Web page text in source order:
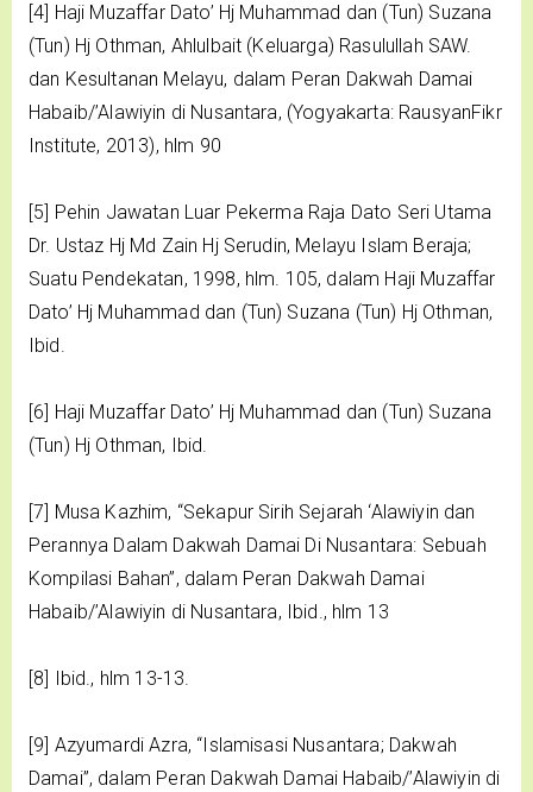
[4] Haji Muzaffar Dato’ Hj Muhammad dan (Tun) Suzana
(Tun) Hj Othman, Ahlulbait (Keluarga) Rasulullah SAW.
dan Kesultanan Melayu, dalam Peran Dakwah Damai
Habaib/’Alawiyin di Nusantara, (Yogyakarta: RausyanFikr
Institute, 2013), hlm 90
[5] Pehin Jawatan Luar Pekerma Raja Dato Seri Utama
Dr. Ustaz Hj Md Zain Hj Serudin, Melayu Islam Beraja;
Suatu Pendekatan, 1998, hlm. 105, dalam Haji Muzaffar
Dato’ Hj Muhammad dan (Tun) Suzana (Tun) Hj Othman,
Ibid.
[6] Haji Muzaffar Dato’ Hj Muhammad dan (Tun) Suzana
(Tun) Hj Othman, Ibid.
[7] Musa Kazhim, “Sekapur Sirih Sejarah ‘Alawiyin dan
Perannya Dalam Dakwah Damai Di Nusantara: Sebuah
Kompilasi Bahan”, dalam Peran Dakwah Damai
Habaib/’Alawiyin di Nusantara, Ibid., hlm 13
[8] Ibid., hlm 13-13.
[9] Azyumardi Azra, “Islamisasi Nusantara; Dakwah
Damai”, dalam Peran Dakwah Damai Habaib/’Alawiyin di